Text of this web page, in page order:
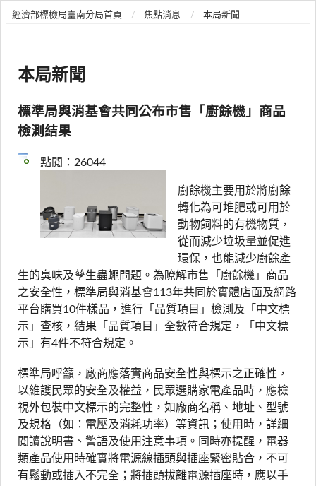
經濟部標檢局臺南分局首頁 焦點消息 本局新聞
本局新聞
標準局與消基會共同公布市售「廚餘機」商品
檢測結果
點閱：26044
廚餘機主要用於將廚餘
轉化為可堆肥或可用於
動物飼料的有機物質，
從而減少垃圾量並促進
環保，也能減少廚餘產
生的臭味及孳生蟲蠅問題。為瞭解市售「廚餘機」商品
之安全性，標準局與消基會113年共同於實體店面及網路
平台購買10件樣品，進行「品質項目」檢測及「中文標
示」查核，結果「品質項目」全數符合規定，「中文標
示」有4件不符合規定。
標準局呼籲，廠商應落實商品安全性與標示之正確性，
以維護民眾的安全及權益，民眾選購家電產品時，應檢
視外包裝中文標示的完整性，如廠商名稱、地址、型號
及規格（如：電壓及消耗功率）等資訊；使用時，詳細
閱讀說明書、警語及使用注意事項。同時亦提醒，電器
類產品使用時確實將電源線插頭與插座緊密貼合，不可
有鬆動或插入不完全；將插頭拔離電源插座時，應以手